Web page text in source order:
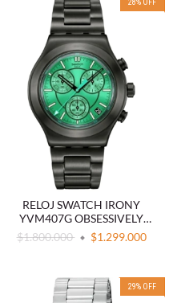
RELOJ SWATCH IRONY
YVM407G OBSESSIVELY
OBSIDIAN
$1.800.000 $1.299.000
29% OFF